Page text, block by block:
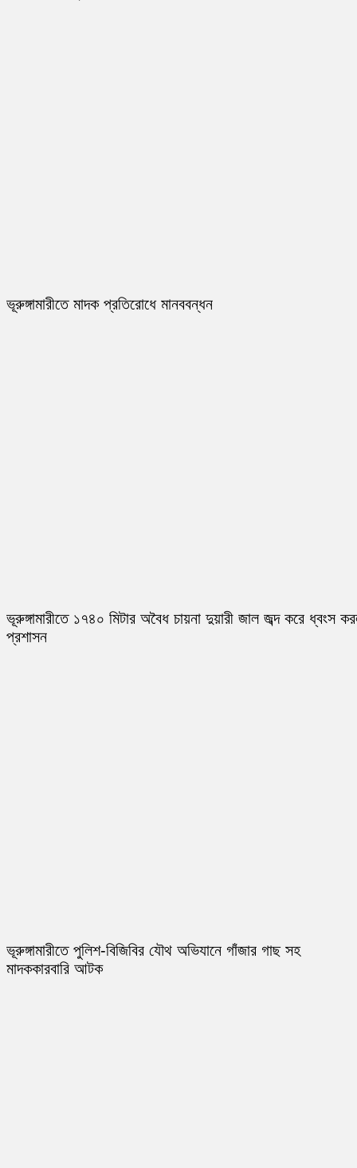
ভূরুঙ্গামারীতে মাদক প্রতিরোধে মানববন্ধন
ভূরুঙ্গামারীতে ১৭৪০ মিটার অবৈধ চায়না দুয়ারী জাল জব্দ করে ধ্বংস
প্রশাসন
ভূরুঙ্গামারীতে পুলিশ-বিজিবির যৌথ অভিযানে গাঁজার গাছ সহ
মাদককারবারি আটক